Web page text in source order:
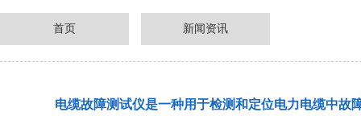
首页 新闻资讯
电缆故障测试仪是一种用于检测和定位电力电缆中故